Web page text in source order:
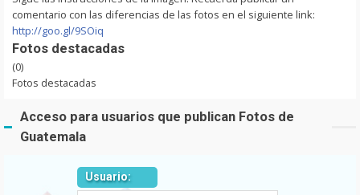
comentario con las diferencias de las fotos en el siguiente link:
http://goo.gl/9SOiq
Fotos destacadas
(0)
Fotos destacadas
Acceso para usuarios que publican Fotos de
Guatemala
Usuario: